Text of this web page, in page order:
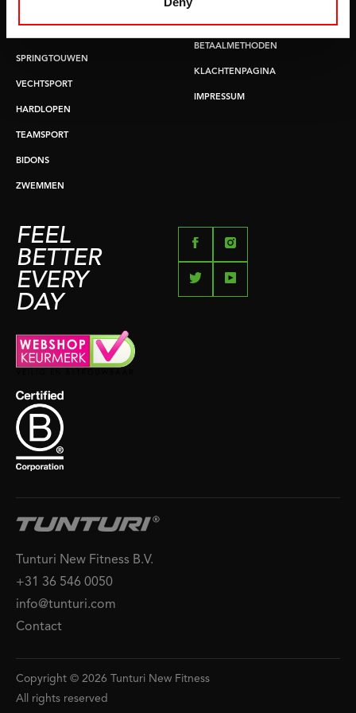
SPRINGTOUWEN
VECHTSPORT
HARDLOPEN
TEAMSPORT
BIDONS
ZWEMMEN
BETAALMETHODEN
KLACHTENPAGINA
IMPRESSUM
FEEL
BETTER
EVERY
DAY
Tunturi New Fitness B.V.
+31 36 546 0050
info@tunturi.com
Contact
Copyright © 2026 Tunturi New Fitness
All rights reserved